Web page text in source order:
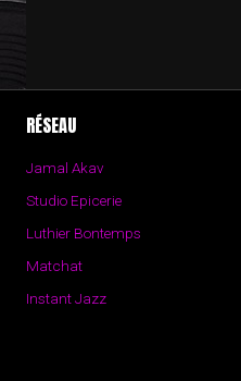
RÉSEAU
Jamal Akav
Studio Epicerie
Luthier Bontemps
Matchat
Instant Jazz